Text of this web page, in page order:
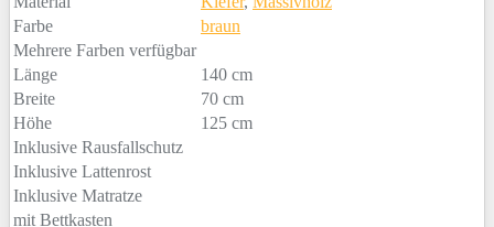
Farbe
braun
Mehrere Farben verfügbar
Länge
140 cm
Breite
70 cm
Höhe
125 cm
Inklusive Rausfallschutz
Inklusive Lattenrost
Inklusive Matratze
mit Bettkasten